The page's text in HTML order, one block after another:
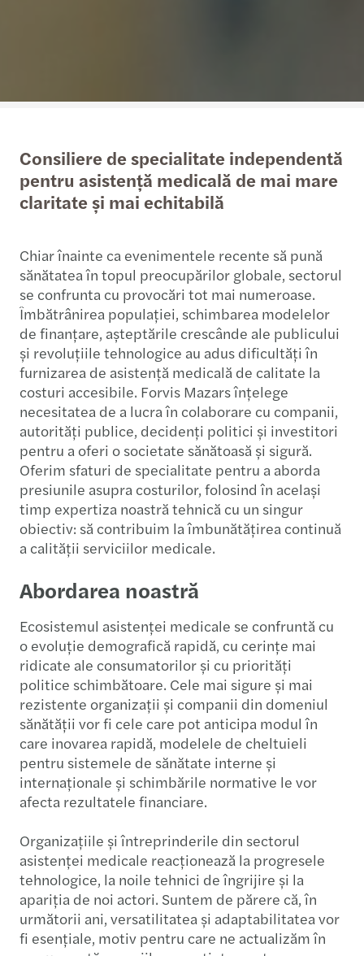
Consiliere de specialitate independentă
pentru asistență medicală de mai mare
claritate și mai echitabilă
Chiar înainte ca evenimentele recente să pună
sănătatea în topul preocupărilor globale, sectorul
se confrunta cu provocări tot mai numeroase.
Îmbătrânirea populației, schimbarea modelelor
de finanțare, așteptările crescânde ale publicului
și revoluțiile tehnologice au adus dificultăți în
furnizarea de asistență medicală de calitate la
costuri accesibile. Forvis Mazars înțelege
necesitatea de a lucra în colaborare cu companii,
autorități publice, decidenți politici și investitori
pentru a oferi o societate sănătoasă și sigură.
Oferim sfaturi de specialitate pentru a aborda
presiunile asupra costurilor, folosind în același
timp expertiza noastră tehnică cu un singur
obiectiv: să contribuim la îmbunătățirea continuă
a calității serviciilor medicale.
Abordarea noastră
Ecosistemul asistenței medicale se confruntă cu
o evoluție demografică rapidă, cu cerințe mai
ridicate ale consumatorilor și cu priorități
politice schimbătoare. Cele mai sigure și mai
rezistente organizații și companii din domeniul
sănătății vor fi cele care pot anticipa modul în
care inovarea rapidă, modelele de cheltuieli
pentru sistemele de sănătate interne și
internaționale și schimbările normative le vor
afecta rezultatele financiare.
Organizațiile și întreprinderile din sectorul
asistenței medicale reacționează la progresele
tehnologice, la noile tehnici de îngrijire și la
apariția de noi actori. Suntem de părere că, în
următorii ani, versatilitatea și adaptabilitatea vor
fi esențiale, motiv pentru care ne actualizăm în